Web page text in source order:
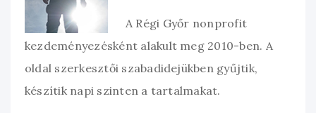
A Régi Győr nonprofit
kezdeményezésként alakult meg 2010-ben. A
oldal szerkesztői szabadidejükben gyűjtik,
készítik napi szinten a tartalmakat.